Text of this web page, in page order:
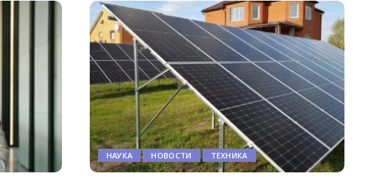
НАУКА НОВОСТИ ТЕХНИКА